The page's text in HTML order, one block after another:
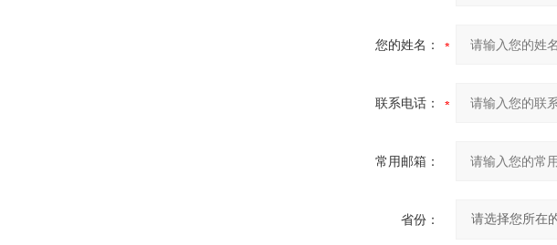
您的姓名：
联系电话：
常用邮箱：
省份：